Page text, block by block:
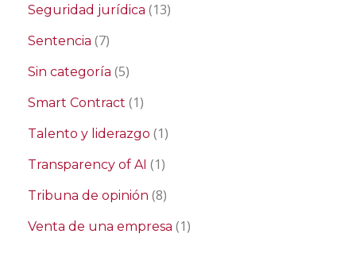
Seguridad jurídica (13)
Sentencia (7)
Sin categoría (5)
Smart Contract (1)
Talento y liderazgo (1)
Transparency of AI (1)
Tribuna de opinión (8)
Venta de una empresa (1)